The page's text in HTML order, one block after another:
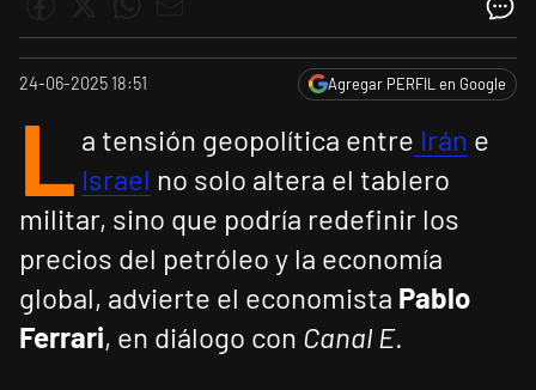
24-06-2025 18:51 Agregar PERFIL en Google
L a tensión geopolítica entre Irán e
Israel no solo altera el tablero
militar, sino que podría redefinir los
precios del petróleo y la economía
global, advierte el economista Pablo
Ferrari, en diálogo con Canal E.